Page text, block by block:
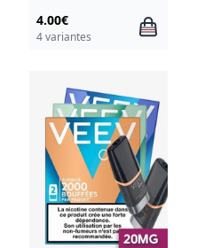
4.00€
4 variantes